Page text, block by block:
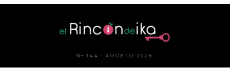
Nº 144 · AGOSTO 2026